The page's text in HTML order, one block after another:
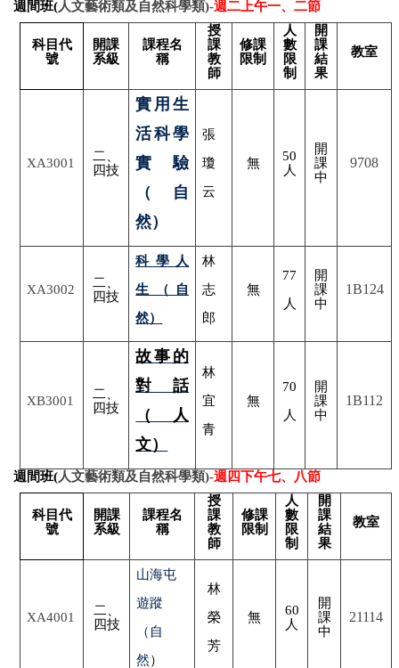
週間班(人文藝術類及自然科學類)-週二上午一、二節
科目代
號
開課
系級
課程名
稱
授
課
教
師
修課
限制
人
數
限
制
開
課
結
果
教室
XA3001
二、
四技
實用生
活科學
實驗
（自
然）
張
瓊
云
無
50
人
開
課
中
9708
XA3002
二、
四技
科學人
生（自
然）
林
志
郎
無
77
人
開
課
中
1B124
XB3001
二、
四技
故事的
對話
（人
文）
林
宜
青
無
70
人
開
課
中
1B112
週間班(人文藝術類及自然科學類)-週四下午七、八節
科目代
號
開課
系級
課程名
稱
授
課
教
師
修課
限制
人
數
限
制
開
課
結
果
教室
XA4001
二、
四技
山海屯
遊蹤
（自
然）
林
榮
芳
無
60
人
開
課
中
21114